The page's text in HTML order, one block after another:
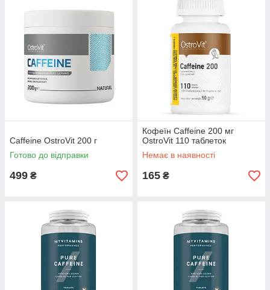
Caffeine OstroVit 200 г
Готово до відправки
499 ₴
Кофеїн Caffeine 200 мг
OstroVit 110 таблеток
Немає в наявності
165 ₴